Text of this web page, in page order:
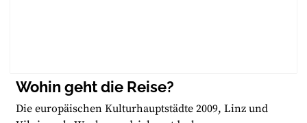
Wohin geht die Reise?
Die europäischen Kulturhauptstädte 2009, Linz und